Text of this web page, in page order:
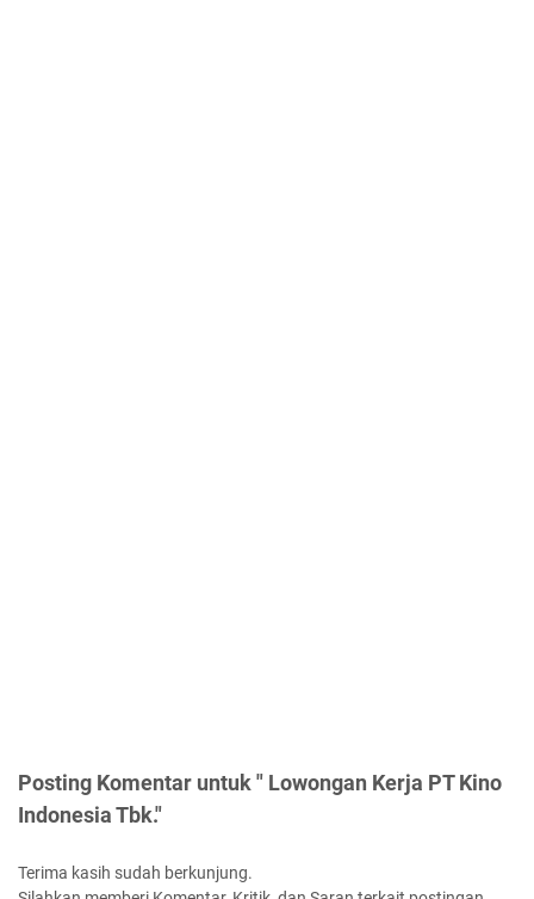
Posting Komentar untuk " Lowongan Kerja PT Kino
Indonesia Tbk."
Terima kasih sudah berkunjung.